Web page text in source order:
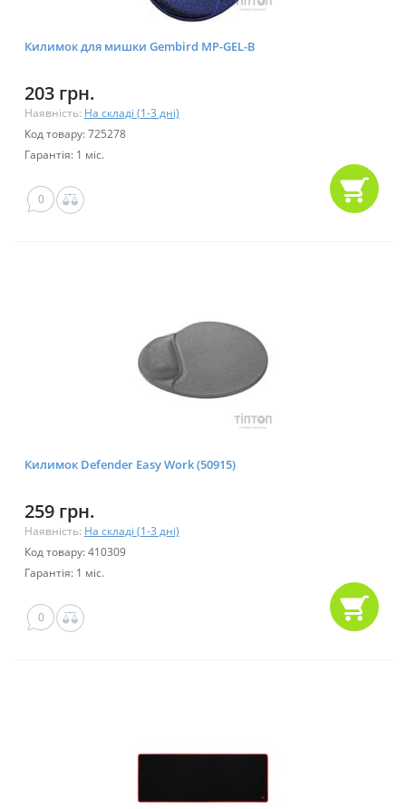
Килимок для мишки Gembird MP-GEL-B
203 грн.
Наявність: На складі (1-3 дні)
Код товару: 725278
Гарантія: 1 міс.
0
Килимок Defender Easy Work (50915)
259 грн.
Наявність: На складі (1-3 дні)
Код товару: 410309
Гарантія: 1 міс.
0